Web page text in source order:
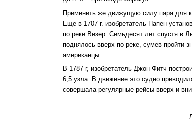
Применить же движущую силу пара для
Еще в 1707 г. изобретатель Папен
по реке Везер. Семьдесят лет спустя в
поднялось вверх по реке, сумев пройти
американцы.
В 1787 г, изобретатель Джон Фитч
6,5 узла. В движение это судно
совершала регулярные рейсы вверх и